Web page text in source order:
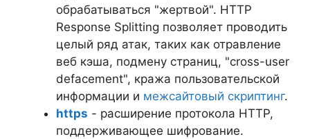
обрабатываться "жертвой". HTTP
Response Splitting позволяет проводить
целый ряд атак, таких как отравление
веб кэша, подмену страниц, "cross-user
defacement", кража пользовательской
информации и межсайтовый скриптинг.
https - расширение протокола HTTP,
поддерживающее шифрование.